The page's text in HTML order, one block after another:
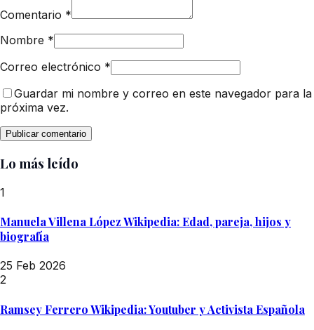
Comentario *
Nombre *
Correo electrónico *
Guardar mi nombre y correo en este navegador para la
próxima vez.
Lo más leído
1
Manuela Villena López Wikipedia: Edad, pareja, hijos y
biografía
25 Feb 2026
2
Ramsey Ferrero Wikipedia: Youtuber y Activista Española